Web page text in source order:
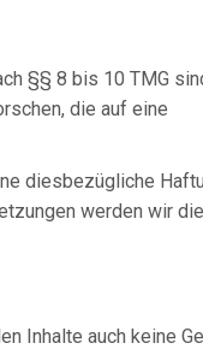
§§ 8 bis 10 TMG
die auf eine
diesbezügliche
werden wir
Inhalte auch keine